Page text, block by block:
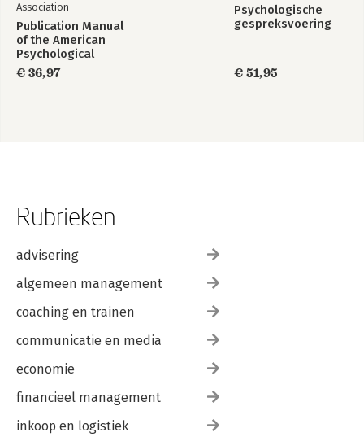
Association
Publication Manual
of the American
Psychological
Association 2020
€ 36,97
Psychologische
gespreksvoering
€ 51,95
Rubrieken
advisering
algemeen management
coaching en trainen
communicatie en media
economie
financieel management
inkoop en logistiek